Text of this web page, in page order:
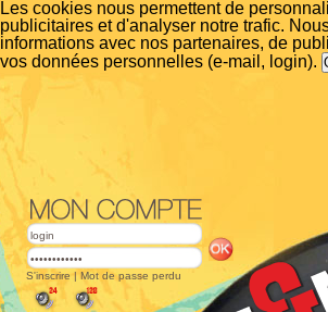
Les cookies nous permettent de
publicitaires et d'analyser notre trafic.
informations avec nos partenaires, de
vos données personnelles (e-mail, login).
S'inscrire | Mot de passe perdu